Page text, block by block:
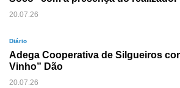
20.07.26
Diário
Adega Cooperativa de Silgueiros
Vinho” Dão
20.07.26